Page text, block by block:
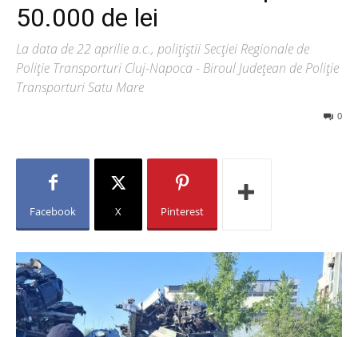
50.000 de lei
La data de 22 aprilie a.c., polițiștii Secției Regionale de
Poliție Transporturi Cluj-Napoca - Biroul Județean de Poliție
Transporturi Satu Mare
0
Facebook X Pinterest